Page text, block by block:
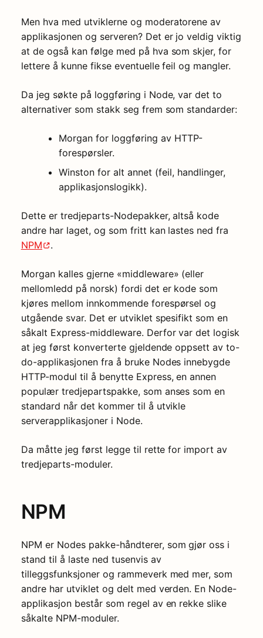
Men hva med utviklerne og moderatorene av
applikasjonen og serveren? Det er jo veldig viktig
at de også kan følge med på hva som skjer, for
lettere å kunne fikse eventuelle feil og mangler.
Da jeg søkte på loggføring i Node, var det to
alternativer som stakk seg frem som standarder:
Morgan for loggføring av HTTP-
forespørsler.
Winston for alt annet (feil, handlinger,
applikasjonslogikk).
Dette er tredjeparts-Nodepakker, altså kode
andre har laget, og som fritt kan lastes ned fra
NPM
.
Morgan kalles gjerne «middleware» (eller
mellomledd på norsk) fordi det er kode som
kjøres mellom innkommende forespørsel og
utgående svar. Det er utviklet spesifikt som en
såkalt Express-middleware. Derfor var det logisk
at jeg først konverterte gjeldende oppsett av to-
do-applikasjonen fra å bruke Nodes innebygde
HTTP-modul til å benytte Express, en annen
populær tredjepartspakke, som anses som en
standard når det kommer til å utvikle
serverapplikasjoner i Node.
Da måtte jeg først legge til rette for import av
tredjeparts-moduler.
NPM
NPM er Nodes pakke-håndterer, som gjør oss i
stand til å laste ned tusenvis av
tilleggsfunksjoner og rammeverk med mer, som
andre har utviklet og delt med verden. En Node-
applikasjon består som regel av en rekke slike
såkalte NPM-moduler.